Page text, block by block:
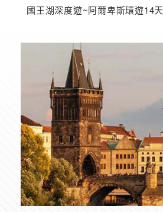
國王湖深度遊~阿爾卑斯環遊14天